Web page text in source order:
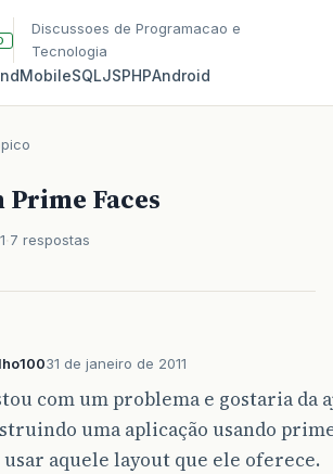
Discussoes de Programacao e
Tecnologia
MobileSQLJSPHPAndroid
Prime Faces
7 respostas
31 de janeiro de 2011
com um problema e gostaria da
uma aplicação usando
aquele layout que ele oferece.